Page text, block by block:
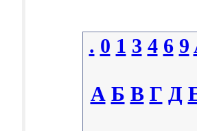
. 0 1 3 4 6 9
А Б В Г Д